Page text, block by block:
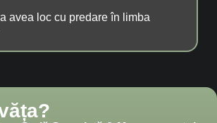
avea loc cu predare în limba